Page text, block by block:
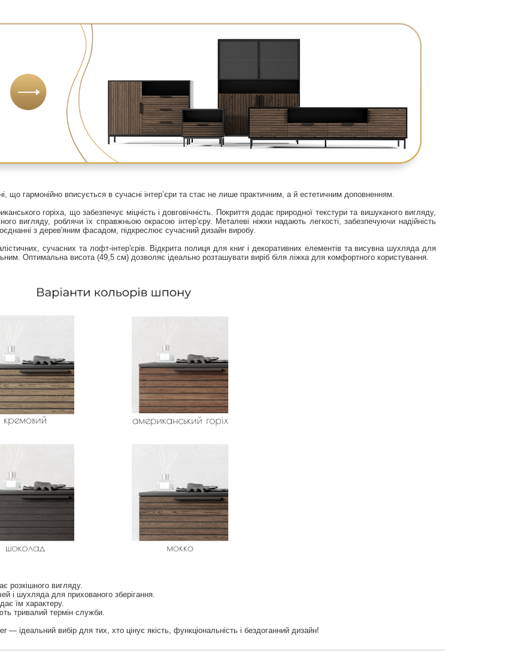
що гармонійно вписується в сучасні інтер’єри та стає не лише практичним, а й естетичним доповненням.
горіха, що забезпечує міцність і довговічність. Покриття додає природної текстури та вишуканого вигляду,
вигляду, роблячи їх справжньою окрасою інтер’єру. Металеві ніжки надають легкості, забезпечуючи надійність
з дерев'яним фасадом, підкреслює сучасний дизайн виробу.
сучасних та лофт-інтер'єрів. Відкрита полиця для книг і декоративних елементів та висувна шухляда для
Оптимальна висота (49,5 см) дозволяє ідеально розташувати виріб біля ліжка для комфортного користування.
розкішного вигляду.
і шухляда для прихованого зберігання.
їм характеру.
тривалий термін служби.
— ідеальний вибір для тих, хто цінує якість, функціональність і бездоганний дизайн!